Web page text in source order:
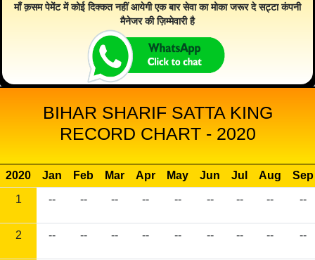
माँ क़सम पेमेंट में कोई दिक्कत नहीं आयेगी एक बार सेवा का मोका जरूर दे सट्टा कंपनी
मैनेजर की ज़िम्मेवारी है
BIHAR SHARIF SATTA KING
RECORD CHART - 2020
2020 Jan Feb Mar Apr May Jun Jul Aug
Sep
1
-- -- -- -- -- -- -- -- --
2 -- -- -- -- -- -- -- -- --